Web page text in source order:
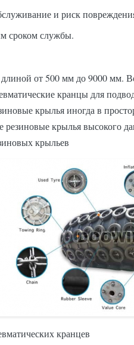
и риск
сроком службы.
от 500 мм до 9000 мм.
кранцы для
крылья иногда в
крылья высокого
крыльев
кранцев